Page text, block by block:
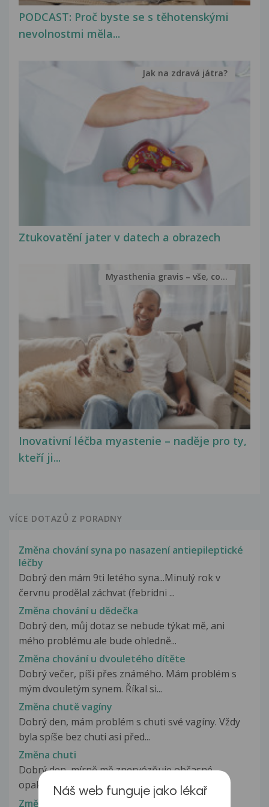
PODCAST: Proč byste se s těhotenskými
nevolnostmi měla...
Ztukovatění jater v datech a obrazech
Jak na zdravá játra?
Inovativní léčba myastenie – naděje pro ty,
kteří ji...
Myasthenia gravis – vše, co...
VÍCE DOTAZŮ Z PORADNY
Změna chování syna po nasazení antiepileptické
léčby
Dobrý den mám 9ti letého syna...Minulý rok v
červnu prodělal záchvat (febridni ...
Změna chování u dědečka
Dobrý den, můj dotaz se nebude týkat mě, ani
mého problému ale bude ohledně...
Změna chování u dvouletého dítěte
Dobrý večer, píši přes známého. Mám problém s
mým dvouletým synem. Říkal si...
Změna chutě vagíny
Dobrý den, mám problém s chuti své vagíny. Vždy
byla spíše bez chuti asi před...
Změna chuti
Dobrý den, mírně mě znervózňuje občasné
opakující se několikadenní období,...
Změna chuťi
Náš web funguje jako lékař